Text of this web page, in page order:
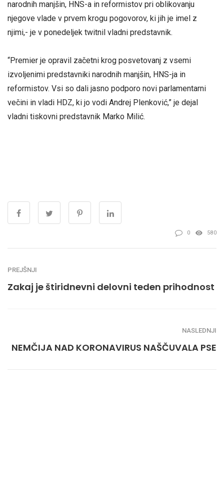
narodnih manjšin, HNS-a in reformistov pri oblikovanju
njegove vlade v prvem krogu pogovorov, ki jih je imel z
njimi,- je v ponedeljek twitnil vladni predstavnik.
“Premier je opravil začetni krog posvetovanj z vsemi
izvoljenimi predstavniki narodnih manjšin, HNS-ja in
reformistov. Vsi so dali jasno podporo novi parlamentarni
večini in vladi HDZ, ki jo vodi Andrej Plenković,” je dejal
vladni tiskovni predstavnik Marko Milić.
0 580
PREJŠNJI
Zakaj je štiridnevni delovni teden prihodnost
NASLEDNJI
NEMČIJA NAD KORONAVIRUS NAŠČUVALA PSE